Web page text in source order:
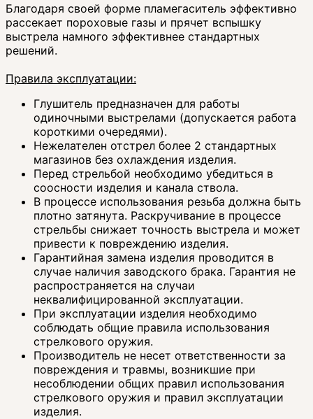
Благодаря своей форме пламегаситель эффективно
рассекает пороховые газы и прячет вспышку
выстрела намного эффективнее стандартных
решений.
Правила эксплуатации:
Глушитель предназначен для работы
одиночными выстрелами (допускается работа
короткими очередями).
Нежелателен отстрел более 2 стандартных
магазинов без охлаждения изделия.
Перед стрельбой необходимо убедиться в
соосности изделия и канала ствола.
В процессе использования резьба должна быть
плотно затянута. Раскручивание в процессе
стрельбы снижает точность выстрела и может
привести к повреждению изделия.
Гарантийная замена изделия проводится в
случае наличия заводского брака. Гарантия не
распространяется на случаи
неквалифицированной эксплуатации.
При эксплуатации изделия необходимо
соблюдать общие правила использования
стрелкового оружия.
Производитель не несет ответственности за
повреждения и травмы, возникшие при
несоблюдении общих правил использования
стрелкового оружия и правил эксплуатации
изделия.